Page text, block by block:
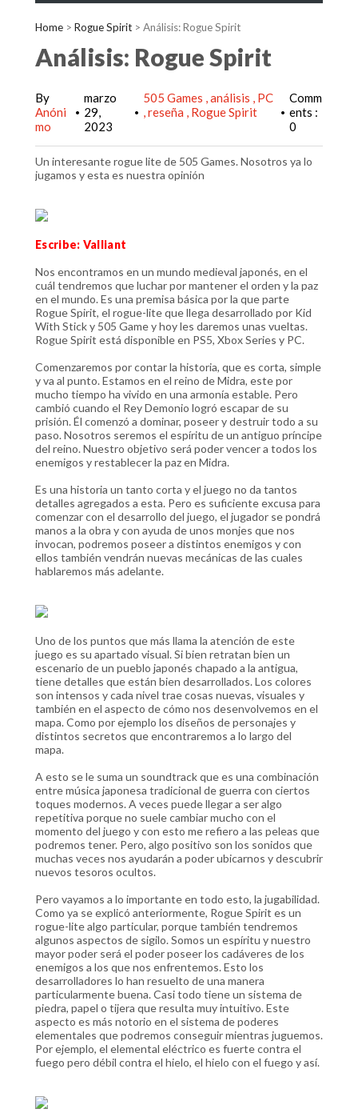
Home > Rogue Spirit > Análisis: Rogue Spirit
Análisis: Rogue Spirit
By
Anóni
mo
•
marzo
29,
2023
•
505 Games análisis
PC
reseña
Rogue Spirit •
Comm
ents :
0
Un interesante rogue lite de 505 Games. Nosotros ya lo
jugamos y esta es nuestra opinión
Escribe: Valliant
Nos encontramos en un mundo medieval japonés, en el
cuál tendremos que luchar por mantener el orden y la paz
en el mundo. Es una premisa básica por la que parte
Rogue Spirit, el rogue-lite que llega desarrollado por Kid
With Stick y 505 Game y hoy les daremos unas vueltas.
Rogue Spirit está disponible en PS5, Xbox Series y PC.
Comenzaremos por contar la historia, que es corta, simple
y va al punto. Estamos en el reino de Midra, este por
mucho tiempo ha vivido en una armonía estable. Pero
cambió cuando el Rey Demonio logró escapar de su
prisión. Él comenzó a dominar, poseer y destruir todo a su
paso. Nosotros seremos el espíritu de un antiguo príncipe
del reino. Nuestro objetivo será poder vencer a todos los
enemigos y restablecer la paz en Midra.
Es una historia un tanto corta y el juego no da tantos
detalles agregados a esta. Pero es suficiente excusa para
comenzar con el desarrollo del juego, el jugador se pondrá
manos a la obra y con ayuda de unos monjes que nos
invocan, podremos poseer a distintos enemigos y con
ellos también vendrán nuevas mecánicas de las cuales
hablaremos más adelante.
Uno de los puntos que más llama la atención de este
juego es su apartado visual. Si bien retratan bien un
escenario de un pueblo japonés chapado a la antigua,
tiene detalles que están bien desarrollados. Los colores
son intensos y cada nivel trae cosas nuevas, visuales y
también en el aspecto de cómo nos desenvolvemos en el
mapa. Como por ejemplo los diseños de personajes y
distintos secretos que encontraremos a lo largo del
mapa.
A esto se le suma un soundtrack que es una combinación
entre música japonesa tradicional de guerra con ciertos
toques modernos. A veces puede llegar a ser algo
repetitiva porque no suele cambiar mucho con el
momento del juego y con esto me refiero a las peleas que
podremos tener. Pero, algo positivo son los sonidos que
muchas veces nos ayudarán a poder ubicarnos y descubrir
nuevos tesoros ocultos.
Pero vayamos a lo importante en todo esto, la jugabilidad.
Como ya se explicó anteriormente, Rogue Spirit es un
rogue-lite algo particular, porque también tendremos
algunos aspectos de sigilo. Somos un espíritu y nuestro
mayor poder será el poder poseer los cadáveres de los
enemigos a los que nos enfrentemos. Esto los
desarrolladores lo han resuelto de una manera
particularmente buena. Casi todo tiene un sistema de
piedra, papel o tijera que resulta muy intuitivo. Este
aspecto es más notorio en el sistema de poderes
elementales que podremos conseguir mientras juguemos.
Por ejemplo, el elemental eléctrico es fuerte contra el
fuego pero débil contra el hielo, el hielo con el fuego y así.